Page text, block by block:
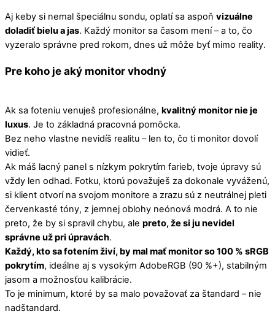
Aj keby si nemal špeciálnu sondu, oplatí sa aspoň vizuálne
doladiť bielu a jas. Každý monitor sa časom mení – a to, čo
vyzeralo správne pred rokom, dnes už môže byť mimo reality.
Pre koho je aký monitor vhodný
Ak sa foteniu venuješ profesionálne, kvalitný monitor nie je
luxus. Je to základná pracovná pomôcka.
Bez neho vlastne nevidíš realitu – len to, čo ti monitor dovolí
vidieť.
Ak máš lacný panel s nízkym pokrytím farieb, tvoje úpravy sú
vždy len odhad. Fotku, ktorú považuješ za dokonale vyváženú,
si klient otvorí na svojom monitore a zrazu sú z neutrálnej pleti
červenkasté tóny, z jemnej oblohy neónová modrá. A to nie
preto, že by si spravil chybu, ale preto, že si ju nevidel
správne už pri úpravách.
Každý, kto sa fotením živí, by mal mať monitor so 100 % sRGB
pokrytím, ideálne aj s vysokým AdobeRGB (90 %+), stabilným
jasom a možnosťou kalibrácie.
To je minimum, ktoré by sa malo považovať za štandard – nie
nadštandard.